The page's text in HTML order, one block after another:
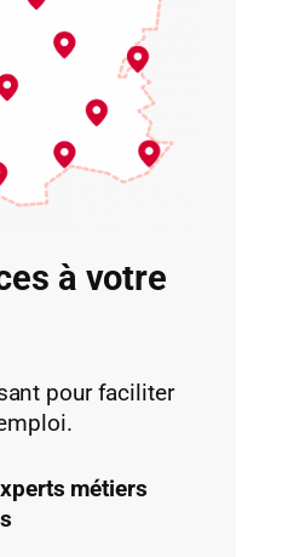
courantes
assurance) et
une marge
toutefois rester
adapte son budget
et sa situation
à votre
pour faciliter
métiers